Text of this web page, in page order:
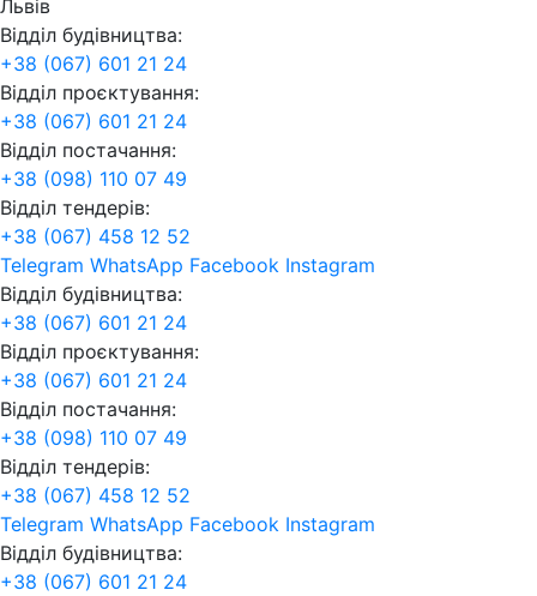
Львів
Відділ будівництва:
+38 (067) 601 21 24
Відділ проєктування:
+38 (067) 601 21 24
Відділ постачання:
+38 (098) 110 07 49
Відділ тендерів:
+38 (067) 458 12 52
Telegram WhatsApp Facebook Instagram
Відділ будівництва:
+38 (067) 601 21 24
Відділ проєктування:
+38 (067) 601 21 24
Відділ постачання:
+38 (098) 110 07 49
Відділ тендерів:
+38 (067) 458 12 52
Telegram WhatsApp Facebook Instagram
Відділ будівництва:
+38 (067) 601 21 24